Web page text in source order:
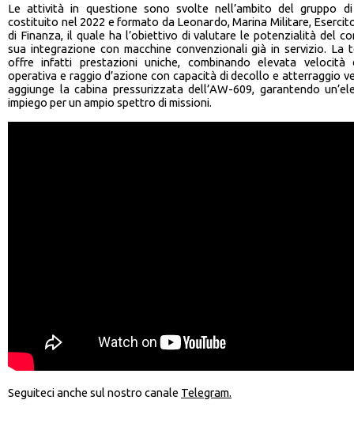
Le attività in questione sono svolte nell’ambito del gruppo
costituito nel 2022 e formato da Leonardo, Marina Militare,
di Finanza, il quale ha l’obiettivo di valutare le potenzialità del
sua integrazione con macchine convenzionali già in servizio.
offre infatti prestazioni uniche, combinando elevata velocità
operativa e raggio d’azione con capacità di decollo e atterraggio
aggiunge la cabina pressurizzata dell’AW-609, garantendo
impiego per un ampio spettro di missioni.
Seguiteci anche sul nostro canale Telegram.